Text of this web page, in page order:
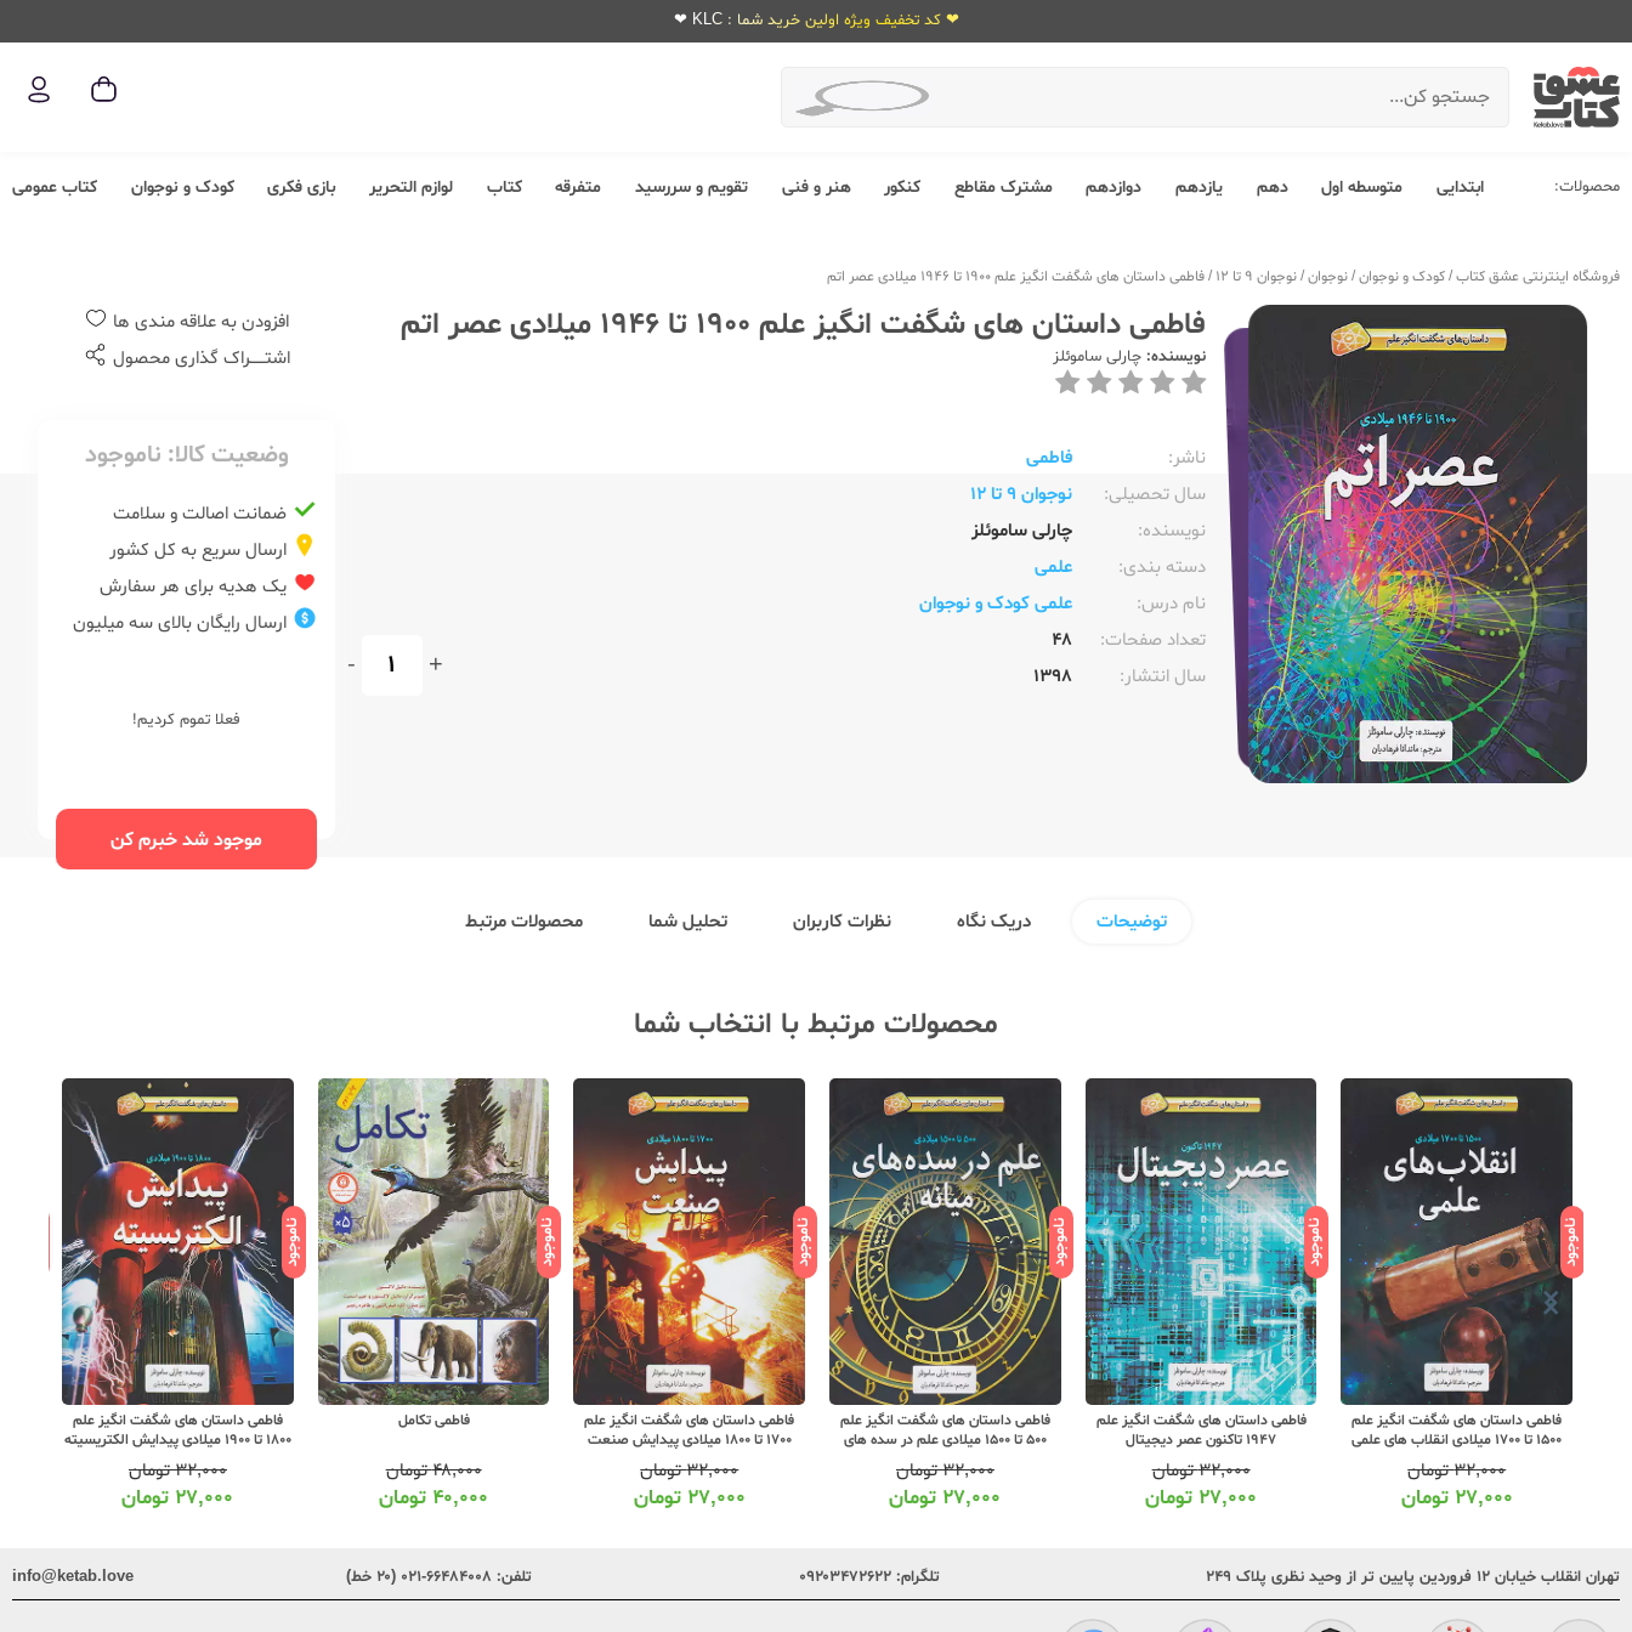
❤ کد تخفیف ویژه اولین خرید شما : KLC ❤
محصولات: ابتدایی متوسطه اول دهم یازدهم دوازدهم مشترک مقاطع کنکور هنر و فنی تقویم و سررسید متفرقه کتاب لوازم التحریر بازی فکری کودک و نوجوان کتاب عمومی
فروشگاه اینترنتی عشق کتاب/کودک و نوجوان/نوجوان/نوجوان 9 تا 12 /فاطمی داستان های شگفت انگیز علم 1900 تا 1946 میلادی عصر اتم
فاطمی داستان های شگفت انگیز علم 1900 تا 1946 میلادی عصر اتم
نویسنده: چارلی ساموئلز
ناشر:‌
فاطمی
سال تحصیلی:‌
نوجوان 9 تا 12
نویسنده:‌
چارلی ساموئلز
دسته بندی:
علمی
نام درس:
علمی کودک و نوجوان
تعداد صفحات:‌
48
سال انتشار:‌
1398
+
-
افزودن به علاقه مندی ها
اشتــــــراک گذاری محصول
وضعیت کالا: ناموجود
ضمانت اصالت و سلامت
ارسال سریع به کل کشور
یک هدیه برای هر سفارش
ارسال رایگان بالای سه میلیون
فعلا تموم کردیم!
موجود شد خبرم کن
توضیحات دریک نگاه نظرات کاربران تحلیل شما محصولات مرتبط
محصولات مرتبط با انتخاب شما
ناموجود
فاطمی داستان های شگفت انگیز علم
1500 تا 1700 میلادی انقلاب های علمی
۳۲,۰۰۰تومان
۲۷,۰۰۰ تومان
ناموجود
فاطمی داستان های شگفت انگیز علم
1947 تاکنون عصر دیجیتال
۳۲,۰۰۰تومان
۲۷,۰۰۰ تومان
ناموجود
فاطمی داستان های شگفت انگیز علم
500 تا 1500 میلادی علم در سده های
میانه
۳۲,۰۰۰تومان
۲۷,۰۰۰ تومان
ناموجود
فاطمی داستان های شگفت انگیز علم
1700 تا 1800 میلادی پیدایش صنعت
۳۲,۰۰۰تومان
۲۷,۰۰۰ تومان
ناموجود
فاطمی تکامل
۴۸,۰۰۰تومان
۴۰,۰۰۰ تومان
ناموجود
فاطمی داستان های شگفت انگیز علم
1800 تا 1900 میلادی پیدایش الکتریسیته
۳۲,۰۰۰تومان
۲۷,۰۰۰ تومان
تهران انقلاب خیابان ۱۲ فروردین پایین تر از وحید نظری پلاک ۲۴۹ تلگرام: ۰۹۲۰۳۴۷۲۶۲۲ تلفن: ۶۶۴۸۴۰۰۸-۰۲۱ (۲۰ خط) info@ketab.love